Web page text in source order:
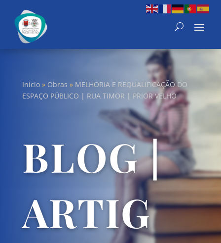
Início» Obras » MELHORIA E REQUALIFICAÇÃO DO
ESPAÇO PÚBLICO | RUA TIMOR | PRIOR VELHO
BLOG |
ARTIG